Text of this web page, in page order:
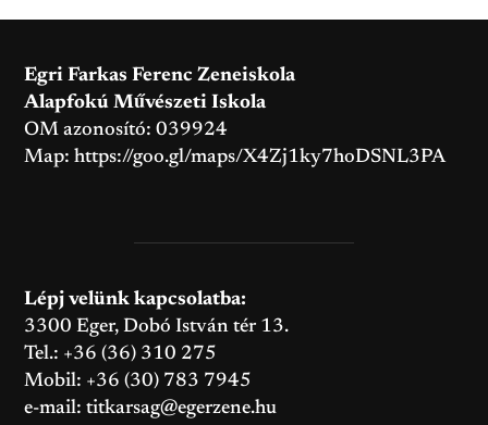
Egri Farkas Ferenc Zeneiskola
Alapfokú Művészeti Iskola
OM azonosító: 039924
Map:https://goo.gl/maps/X4Zj1ky7hoDSNL3PA
Lépj velünk kapcsolatba:
3300 Eger, Dobó István tér 13.
Tel.: +36 (36) 310 275
Mobil: +36 (30) 783 7945
e-mail:titkarsag@egerzene.hu